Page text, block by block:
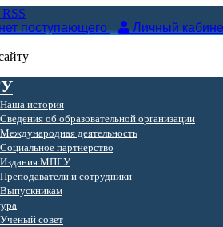
поступающего
Личный
Наша история
Сведения об образовательной организации
Международная деятельность
Социальное партнерство
Издания МПГУ
Преподаватели и сотрудники
Выпускникам
Ученый совет